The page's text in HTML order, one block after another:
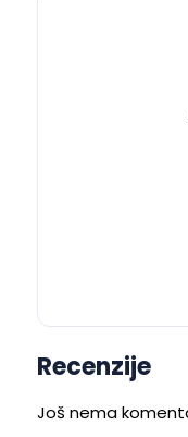
Recenzije
Još nema